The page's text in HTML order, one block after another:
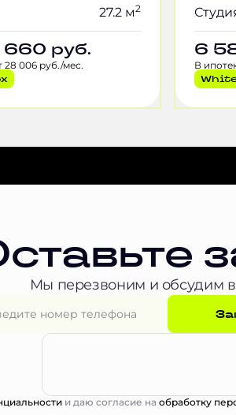
27.2 м2
660 руб.
28 006 руб./мес.
6
В
Мы перезвоним и обсудим
и даю согласие на обработку